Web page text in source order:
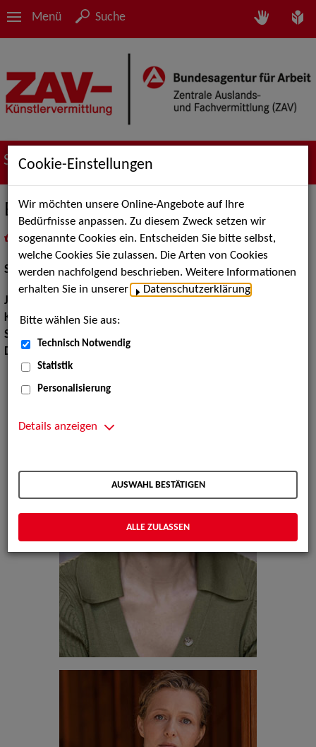
Menü Suche
Suche nach Künstler*innen
Emese Fay
als PDF speichern
inMeine Merklistelegen
Schauspiel:Bühne
Jahrgang:
Körpergröße:168 cm
Sprachen:
Dialekte:
Cookie-Einstellungen
Wir möchten unsere Online-Angebote auf Ihre
Bedürfnisse anpassen. Zu diesem Zweck setzen wir
sogenannte Cookies ein. Entscheiden Sie bitte selbst,
welche Cookies Sie zulassen. Die Arten von Cookies
werden nachfolgend beschrieben. Weitere Informationen
erhalten Sie in unserer
Datenschutzerklärung
Bitte wählen Sie aus:
Technisch Notwendig
Statistik
Personalisierung
Details anzeigen
AUSWAHL BESTÄTIGEN
ALLE ZULASSEN